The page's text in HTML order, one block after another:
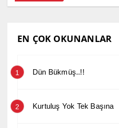
EN ÇOK OKUNANLAR
1 Dün Bükmüş..!!
2 Kurtuluş Yok Tek Başına